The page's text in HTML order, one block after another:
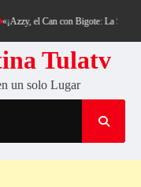
el Can con Bigote: La
Tulatv
un solo Lugar